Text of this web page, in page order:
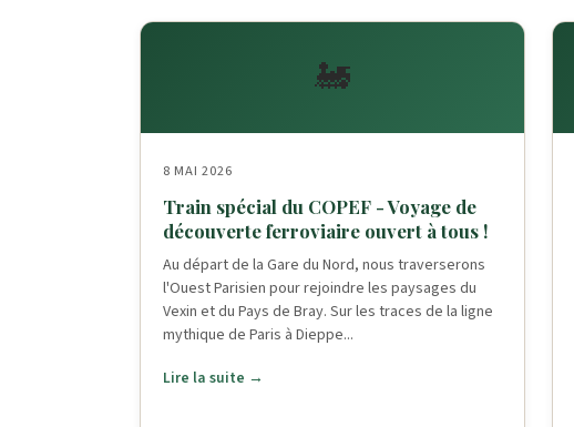
🚂
8 MAI 2026
Train spécial du COPEF - Voyage de
découverte ferroviaire ouvert à tous !
Au départ de la Gare du Nord, nous traverserons
l'Ouest Parisien pour rejoindre les paysages du
Vexin et du Pays de Bray. Sur les traces de la ligne
mythique de Paris à Dieppe...
Lire la suite →